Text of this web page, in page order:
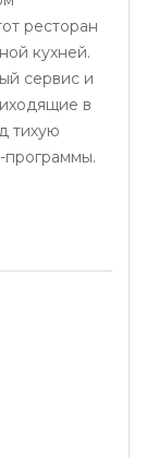
ресторан
кухней.
сервис и
в
тихую